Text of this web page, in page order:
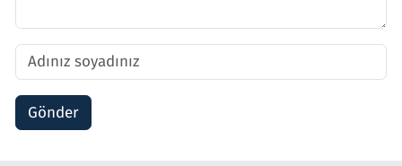
Gönder